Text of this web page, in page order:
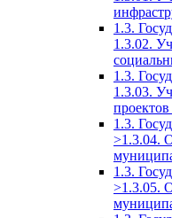
1.3.
1.3.02.
1.3.
1.3.03.
проектов
1.3.
>1.3.04.
1.3.
>1.3.05.